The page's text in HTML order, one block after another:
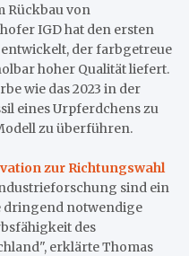
Rückbau von
IGD hat den ersten
der farbgetreue
hoher Qualität liefert.
wie das 2023 in der
eines Urpferdchens zu
zu überführen.
zur Richtungswahl
sind ein
dringend notwendige
des
erklärte Thomas